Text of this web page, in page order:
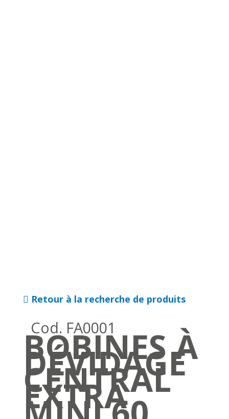
Retour à la recherche de produits
Cod. FA0001
BOBINES À
DÉVIDAGE
CENTRAL
EXTRA